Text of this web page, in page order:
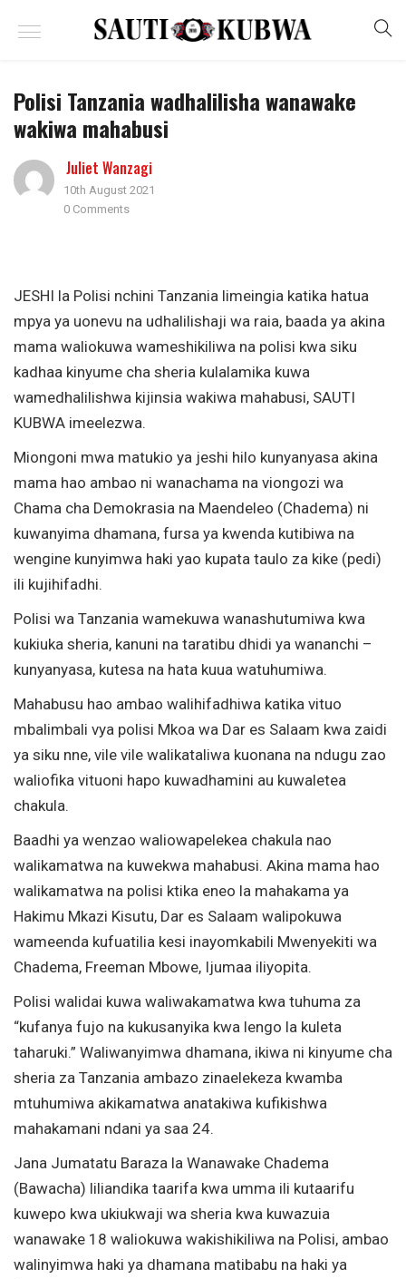
Polisi Tanzania wadhalilisha wanawake
wakiwa mahabusi
Juliet Wanzagi
10th August 2021
0 Comments
JESHI la Polisi nchini Tanzania limeingia katika hatua
mpya ya uonevu na udhalilishaji wa raia, baada ya akina
mama waliokuwa wameshikiliwa na polisi kwa siku
kadhaa kinyume cha sheria kulalamika kuwa
wamedhalilishwa kijinsia wakiwa mahabusi, SAUTI
KUBWA imeelezwa.
Miongoni mwa matukio ya jeshi hilo kunyanyasa akina
mama hao ambao ni wanachama na viongozi wa
Chama cha Demokrasia na Maendeleo (Chadema) ni
kuwanyima dhamana, fursa ya kwenda kutibiwa na
wengine kunyimwa haki yao kupata taulo za kike (pedi)
ili kujihifadhi.
Polisi wa Tanzania wamekuwa wanashutumiwa kwa
kukiuka sheria, kanuni na taratibu dhidi ya wananchi –
kunyanyasa, kutesa na hata kuua watuhumiwa.
Mahabusu hao ambao walihifadhiwa katika vituo
mbalimbali vya polisi Mkoa wa Dar es Salaam kwa zaidi
ya siku nne, vile vile walikataliwa kuonana na ndugu zao
waliofika vituoni hapo kuwadhamini au kuwaletea
chakula.
Baadhi ya wenzao waliowapelekea chakula nao
walikamatwa na kuwekwa mahabusi. Akina mama hao
walikamatwa na polisi ktika eneo la mahakama ya
Hakimu Mkazi Kisutu, Dar es Salaam walipokuwa
wameenda kufuatilia kesi inayomkabili Mwenyekiti wa
Chadema, Freeman Mbowe, Ijumaa iliyopita.
Polisi walidai kuwa waliwakamatwa kwa tuhuma za
“kufanya fujo na kukusanyika kwa lengo la kuleta
taharuki.” Waliwanyimwa dhamana, ikiwa ni kinyume cha
sheria za Tanzania ambazo zinaelekeza kwamba
mtuhumiwa akikamatwa anatakiwa kufikishwa
mahakamani ndani ya saa 24.
Jana Jumatatu Baraza la Wanawake Chadema
(Bawacha) liliandika taarifa kwa umma ili kutaarifu
kuwepo kwa ukiukwaji wa sheria kwa kuwazuia
wanawake 18 waliokuwa wakishikiliwa na Polisi, ambao
walinyimwa haki ya dhamana matibabu na haki ya